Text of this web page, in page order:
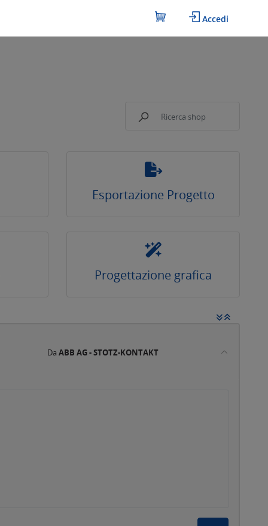
Accedi
Esportazione Progetto
Progettazione grafica
DaABB AG - STOTZ-KONTAKT